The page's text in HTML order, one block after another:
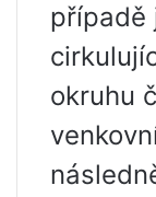
případě
okruhu